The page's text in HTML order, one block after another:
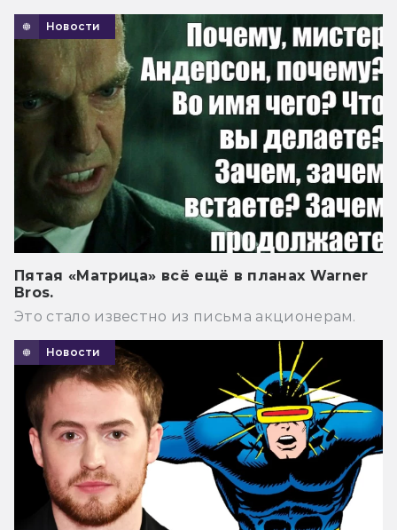
Новости
Пятая «Матрица» всё ещё в планах Warner
Bros.
Это стало известно из письма акционерам.
Новости